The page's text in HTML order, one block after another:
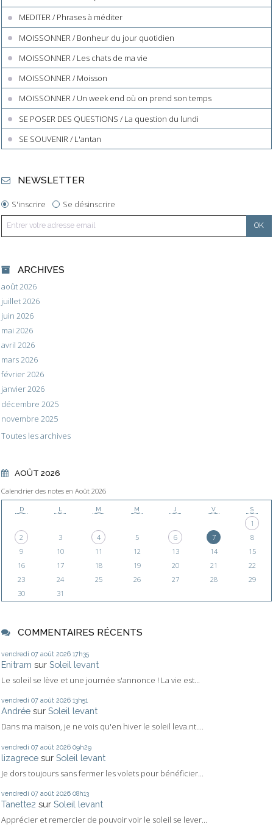
MEDITER / Phrases à méditer
MOISSONNER / Bonheur du jour quotidien
MOISSONNER / Les chats de ma vie
MOISSONNER / Moisson
MOISSONNER / Un week end où on prend son temps
SE POSER DES QUESTIONS / La question du lundi
SE SOUVENIR / L'antan
NEWSLETTER
S'inscrire Se désinscrire
ARCHIVES
août 2026
juillet 2026
juin 2026
mai 2026
avril 2026
mars 2026
février 2026
janvier 2026
décembre 2025
novembre 2025
Toutes les archives
AOÛT 2026
Calendrier des notes en Août 2026
D L M M J V S
1
2
3 4 5 6 7
8
9
10 11 12 13 14
15
16
17 18 19 20 21
22
23
24 25 26 27 28
29
30
31
COMMENTAIRES RÉCENTS
vendredi 07 août 2026 17h35
Enitram sur Soleil levant
Le soleil se lève et une journée s'annonce ! La vie est...
vendredi 07 août 2026 13h51
Andrée sur Soleil levant
Dans ma maison, je ne vois qu'en hiver le soleil leva.nt....
vendredi 07 août 2026 09h29
lizagrece sur Soleil levant
Je dors toujours sans fermer les volets pour bénéficier...
vendredi 07 août 2026 08h13
Tanette2 sur Soleil levant
Apprécier et remercier de pouvoir voir le soleil se lever...